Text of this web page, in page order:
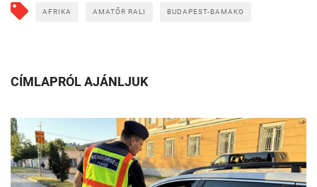
AFRIKA AMATŐR RALI BUDAPEST-BAMAKO
CÍMLAPRÓL AJÁNLJUK